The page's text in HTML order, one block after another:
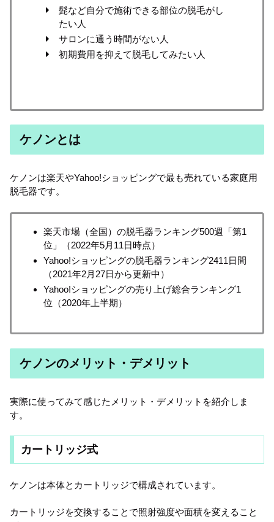
髭など自分で施術できる部位の脱毛がし
たい人
サロンに通う時間がない人
初期費用を抑えて脱毛してみたい人
ケノンとは
ケノンは楽天やYahoo!ショッピングで最も売れている家庭用
脱毛器です。
楽天市場（全国）の脱毛器ランキング500週「第1
位」（2022年5月11日時点）
Yahoo!ショッピングの脱毛器ランキング2411日間
（2021年2月27日から更新中）
Yahoo!ショッピングの売り上げ総合ランキング1
位（2020年上半期）
ケノンのメリット・デメリット
実際に使ってみて感じたメリット・デメリットを紹介しま
す。
カートリッジ式
ケノンは本体とカートリッジで構成されています。
カートリッジを交換することで照射強度や面積を変えること